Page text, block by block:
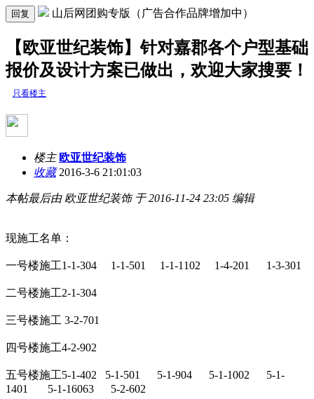
回复 山后网团购专版（广告合作品牌增加中）
【欧亚世纪装饰】针对嘉郡各个户型基础
报价及设计方案已做出，欢迎大家搜要！
只看楼主
楼主 欧亚世纪装饰
收藏2016-3-6 21:01:03
本帖最后由 欧亚世纪装饰 于 2016-11-24 23:05 编辑
现施工名单：
一号楼施工1-1-304 1-1-501 1-1-1102 1-4-201 1-3-301
二号楼施工2-1-304
三号楼施工 3-2-701
四号楼施工4-2-902
五号楼施工5-1-402 5-1-501 5-1-904 5-1-1002 5-1-
1401 5-1-16063 5-2-602